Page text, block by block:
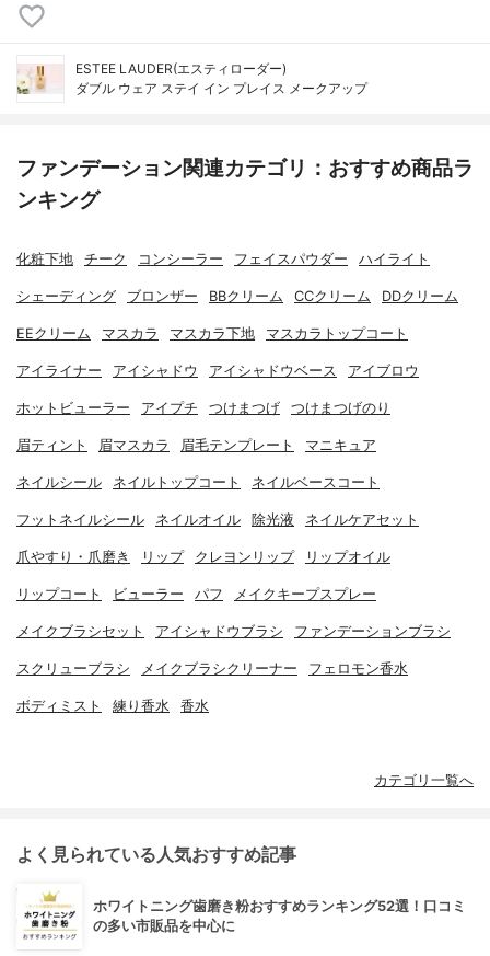
ESTEE LAUDER(エスティローダー)
ダブル ウェア ステイ イン プレイス メークアップ
ファンデーション関連カテゴリ：おすすめ商品ラ
ンキング
化粧下地 チーク コンシーラー フェイスパウダー ハイライト
シェーディング ブロンザー BBクリーム CCクリーム DDクリーム
EEクリーム マスカラ マスカラ下地 マスカラトップコート
アイライナー アイシャドウ アイシャドウベース アイブロウ
ホットビューラー アイプチ つけまつげ つけまつげのり
眉ティント 眉マスカラ 眉毛テンプレート マニキュア
ネイルシール ネイルトップコート ネイルベースコート
フットネイルシール ネイルオイル 除光液 ネイルケアセット
爪やすり・爪磨き リップ クレヨンリップ リップオイル
リップコート ビューラー パフ メイクキープスプレー
メイクブラシセット アイシャドウブラシ ファンデーションブラシ
スクリューブラシ メイクブラシクリーナー フェロモン香水
ボディミスト 練り香水 香水
カテゴリ一覧へ
よく見られている人気おすすめ記事
ホワイトニング歯磨き粉おすすめランキング52選！口コミ
の多い市販品を中心に